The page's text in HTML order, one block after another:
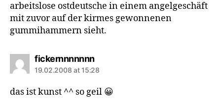
arbeitslose ostdeutsche in einem angelgeschäft
mit zuvor auf der kirmes gewonnenen
gummihammern sieht.
fickernnnnnnnsays:
19.02.2008 at 15:28
das ist kunst ^^ so geil 😀